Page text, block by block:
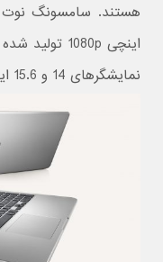
نمایشگرهای 14 و 15.6 اینچی به فروش می‌رسند.